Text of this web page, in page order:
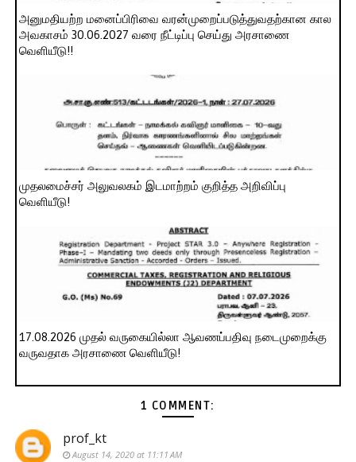
அனுமதியற்ற மனைப்பிரிவை வரன்முறைப்படுத்துவதற்கான கால
அவகாசம் 30.06.2027 வரை நீட்டிப்பு செய்து அரசாணை
வெளியீடு!!
முதலமைச்சர் அலுவலகம் இடமாற்றம் குறித்த அறிவிப்பு
வெளியீடு!
17.08.2026 முதல் வருகையில்லா ஆவணப்பதிவு நடைமுறைக்கு
வருவதாக அரசாணை வெளியீடு!
1 COMMENT:
prof_kt
August 14, 2020 at 11:11 AM